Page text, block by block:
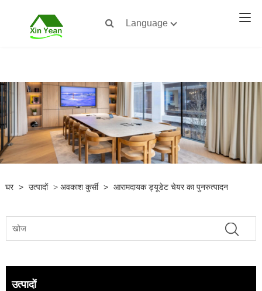
Language
घर > उत्पादों > अवकाश कुर्सी > आरामदायक ड्यूडेट चेयर का पुनरुत्पादन
उत्पादों